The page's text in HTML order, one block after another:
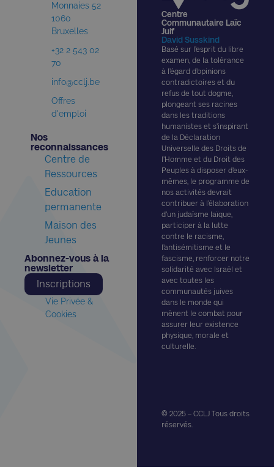
Centre
Communautaire Laïc
Juif
David Susskind
Basé sur l’esprit du libre
examen, de la tolérance
à l’égard d’opinions
contradictoires et du
refus de tout dogme,
plongeant ses racines
dans les traditions
humanistes et s’inspirant
de la Déclaration
Universelle des Droits de
l’Homme et du Droit des
Peuples à disposer d’eux-
mêmes, le programme de
nos activités devrait
contribuer à l’élaboration
d’un judaïsme laïque,
participer à la lutte
contre le racisme,
l’antisémitisme et le
fascisme, renforcer notre
solidarité avec Israël et
avec toutes les
communautés juives
dans le monde qui
mènent le combat pour
assurer leur existence
physique, morale et
culturelle.
© 2025 – CCLJ Tous droits
réservés.
Monnaies 52
1060
Bruxelles
+32 2 543 02
70
info@cclj.be
Offres
d'emploi
Nos
reconnaissances​
Centre de
Ressources
Education
permanente
Maison des
Jeunes
Abonnez-vous à la
newsletter​
Inscriptions
Vie Privée &
Cookies